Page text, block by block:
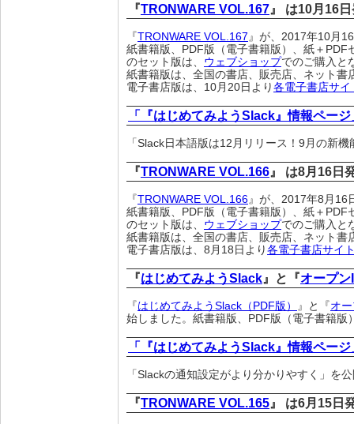
『TRONWARE VOL.167 』 は10月16
『TRONWARE VOL.167 』が、2017年10月
紙書籍版、PDF版（電子書籍版）、紙＋
のセット版は、 ウェブショップでのご購入と
紙書籍版は、全国の書店、販売店、ネット書
電子書店版は、10月20日より 各電子書店サイ
「『はじめてみようSlack』情報ページ
「Slack日本語版は12月リリース！9月の新
『TRONWARE VOL.166 』 は8月16日
『TRONWARE VOL.166』が、2017年8月16
紙書籍版、PDF版（電子書籍版）、紙＋
のセット版は、 ウェブショップでのご購入と
紙書籍版は、全国の書店、販売店、ネット書
電子書店版は、8月18日より 各電子書店サイ
『はじめてみようSlack 』と『オープ
『 はじめてみようSlack（PDF版） 』と『 オ
始しました。紙書籍版、PDF版（電子書籍
「『はじめてみようSlack』情報ページ
「Slackの通知設定がより分かりやすく」を
『TRONWARE VOL.165 』 は6月15日